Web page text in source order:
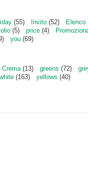
(55) Invito (52) Elenco
(5) price (4)
you (69)
Crema(13) greens (72)
(163) yellows (40)